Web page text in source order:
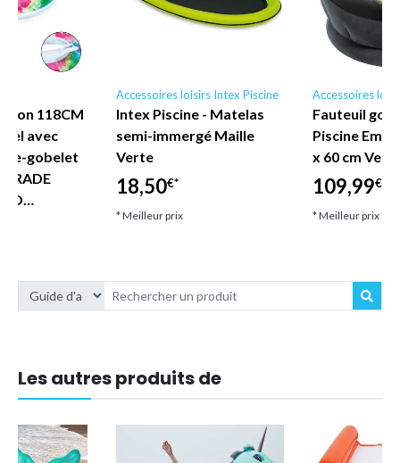
118CM
avec
gobelet
Accessoires loisirs Intex Piscine
Intex Piscine - Matelas
semi-immergé Maille
Verte
18,50€*
* Meilleur prix
Accessoires
Fauteuil
Piscine
x 60 cm Vert
109,99€*
* Meilleur prix
Les autres produits de